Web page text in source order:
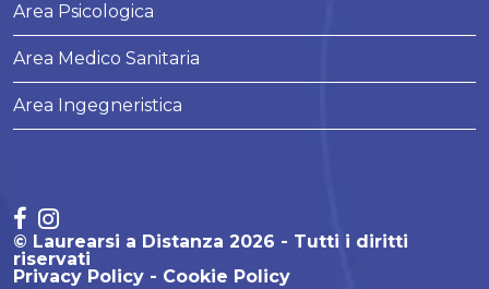
Area Psicologica
Area Medico Sanitaria
Area Ingegneristica
© Laurearsi a Distanza 2026 - Tutti i diritti
riservati
Privacy Policy
Cookie Policy